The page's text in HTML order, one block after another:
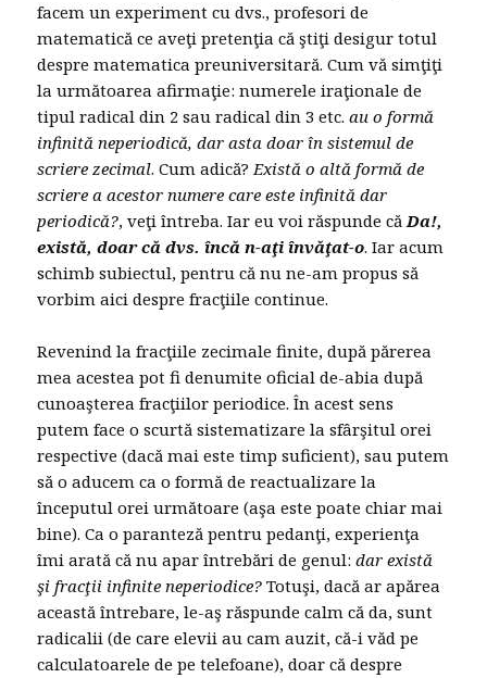
facem un experiment cu dvs., profesori de
matematică ce aveţi pretenţia că ştiţi desigur totul
despre matematica preuniversitară. Cum vă simţiţi
la următoarea afirmaţie: numerele iraţionale de
tipul radical din 2 sau radical din 3 etc.au o formă
infinită neperiodică, dar asta doar în sistemul de
scriere zecimal. Cum adică?Există o altă formă de
scriere a acestor numere care este infinită dar
periodică?, veţi întreba. Iar eu voi răspunde căDa!,
există, doar că dvs. încă n-aţi învăţat-o. Iar acum
schimb subiectul, pentru că nu ne-am propus să
vorbim aici despre fracţiile continue.
Revenind la fracţiile zecimale finite, după părerea
mea acestea pot fi denumite oficial de-abia după
cunoaşterea fracţiilor periodice. În acest sens
putem face o scurtă sistematizare la sfârşitul orei
respective (dacă mai este timp suficient), sau putem
să o aducem ca o formă de reactualizare la
începutul orei următoare (aşa este poate chiar mai
bine). Ca o paranteză pentru pedanţi, experienţa
îmi arată că nu apar întrebări de genul:dar există
şi fracţii infinite neperiodice? Totuşi, dacă ar apărea
această întrebare, le-aş răspunde calm că da, sunt
radicalii (de care elevii au cam auzit, că-i văd pe
calculatoarele de pe telefoane), doar că despre